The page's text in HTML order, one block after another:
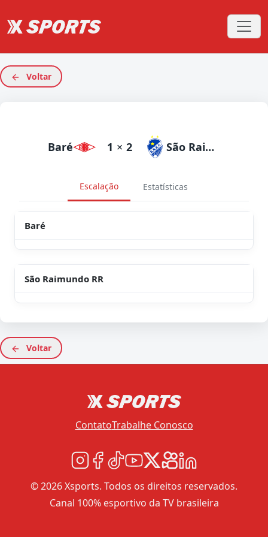
Voltar
Baré 1 × 2 São Raimundo RR
Escalação Estatísticas
Baré
São Raimundo RR
Voltar
ContatoTrabalhe Conosco
© 2026 Xsports. Todos os direitos reservados.
Canal 100% esportivo da TV brasileira